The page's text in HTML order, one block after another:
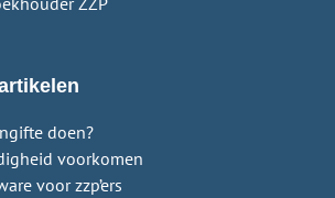
doen?
voorkomen
voor zzp’ers